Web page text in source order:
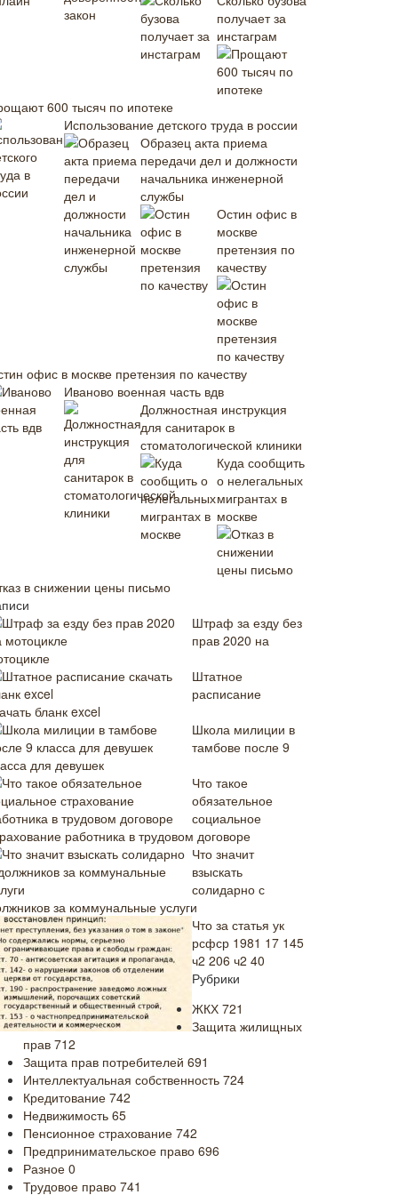
получает за
инстаграм
600 тысяч по ипотеке
Использование детского труда в россии
Образец акта приема
передачи дел и должности
начальника инженерной
службы
Остин офис в
москве
претензия по
качеству
офис в москве претензия по качеству
Иваново военная часть вдв
Должностная инструкция
для санитарок в
стоматологической клиники
Куда сообщить
о нелегальных
мигрантах в
москве
в снижении цены письмо
Штраф за езду без
прав 2020 на
Штатное
расписание
бланк excel
Школа милиции в
тамбове после 9
для девушек
Что такое
обязательное
социальное
работника в трудовом договоре
Что значит
взыскать
солидарно с
за коммунальные услуги
Что за статья ук
рсфср 1981 17 145
ч2 206 ч2 40
Рубрики
ЖКХ 721
Защита жилищных
прав 712
Защита прав потребителей 691
Интеллектуальная собственность 724
Кредитование 742
Недвижимость 65
Пенсионное страхование 742
Предпринимательское право 696
Разное 0
Трудовое право 741